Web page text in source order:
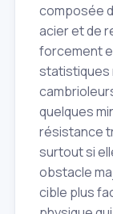
composée
acier et de
forcement
statistiques
quelques
résistance
surtout si
obstacle
cible plus